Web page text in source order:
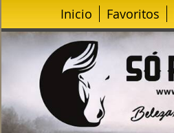
Inicio Favoritos